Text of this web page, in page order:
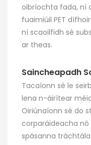
oibríochta fada, ní
fuaimiúil PET
ní scaoilfidh sé
ar theas.
Saincheapadh
Tacaíonn sé le
lena n-áirítear
Oiriúnaíonn sé do
corparáideacha
spásanna tráchtála.